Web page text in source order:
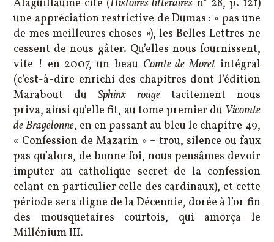
Alaguillaume cite (Histoires littéraires n° 28, p. 121)
une appréciation restrictive de Dumas : « pas une
de mes meilleures choses »), les Belles Lettres ne
cessent de nous gâter. Qu’elles nous fournissent,
vite ! en 2007, un beau Comte de Moretintégral
(c’est-à-dire enrichi des chapitres dont l’édition
Marabout duSphinx rougetacitement nous
priva, ainsi qu’elle fit, au tome premier du Vicomte
deBragelonne, en en passant au bleu le chapitre 49,
« Confession de Mazarin » – trou, silence ou faux
pas qu’alors, de bonne foi, nous pensâmes devoir
imputer au catholique secret de la confession
celant en particulier celle des cardinaux), et cette
période sera digne de la Décennie, dorée à l’or fin
des mousquetaires courtois, qui amorça le
Millénium III.